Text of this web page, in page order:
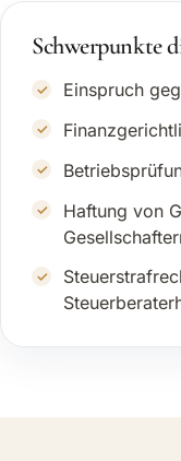
Schwerpunkte
Einspruch
Haftung von